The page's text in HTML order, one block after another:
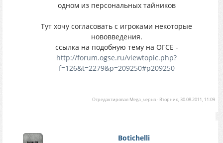
одном из персональных тайников
Тут хочу согласовать с игроками некоторые
нововведения.
ссылка на подобную тему на ОГСЕ -
http://forum.ogse.ru/viewtopic.php?
f=126&t=2279&p=209250#p209250
Отредактировал Mega_черьв- Вторник, 30.08.2011, 11:09
Botichelli